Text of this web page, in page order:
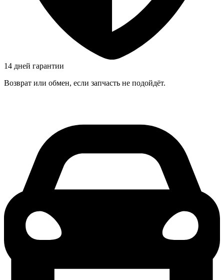
14 дней гарантии
Возврат или обмен, если запчасть не подойдёт.